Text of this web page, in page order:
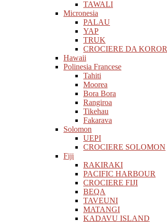
TAWALI
Micronesia
PALAU
YAP
TRUK
CROCIERE DA KOROR
Hawaii
Polinesia Francese
Tahiti
Moorea
Bora Bora
Rangiroa
Tikehau
Fakarava
Solomon
UEPI
CROCIERE SOLOMON
Fiji
RAKIRAKI
PACIFIC HARBOUR
CROCIERE FIJI
BEQA
TAVEUNI
MATANGI
KADAVU ISLAND